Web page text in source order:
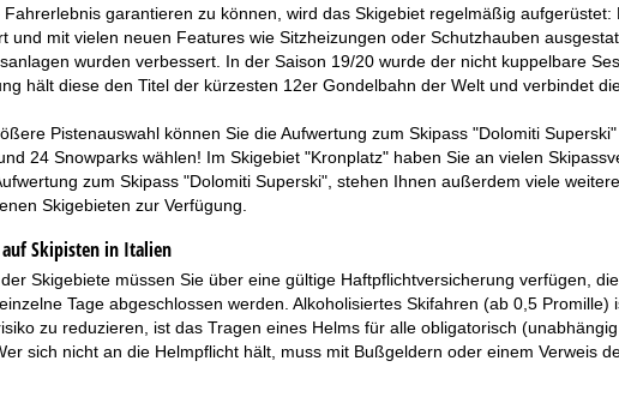
garantieren zu können, wird das Skigebiet regelmäßig
und mit vielen neuen Features wie Sitzheizungen oder Schutzhauben
wurden verbessert. In der Saison 19/20 wurde der nicht kuppelbare
hält diese den Titel der kürzesten 12er Gondelbahn der Welt und verbindet
Pistenauswahl können Sie die Aufwertung zum Skipass "Dolomiti
24 Snowparks wählen! Im Skigebiet "Kronplatz" haben Sie an vielen
zum Skipass "Dolomiti Superski", stehen Ihnen außerdem viele
Skigebieten zur Verfügung.
Skipisten in Italien
Skigebiete müssen Sie über eine gültige Haftpflichtversicherung verfügen,
Tage abgeschlossen werden. Alkoholisiertes Skifahren (ab 0,5
zu reduzieren, ist das Tragen eines Helms für alle obligatorisch
sich nicht an die Helmpflicht hält, muss mit Bußgeldern oder einem Verweis